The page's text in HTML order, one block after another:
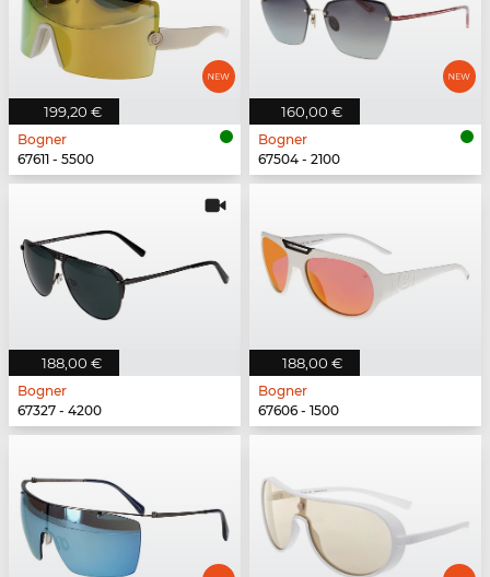
199,20 €
Bogner
67611 - 5500
160,00 €
Bogner
67504 - 2100
188,00 €
Bogner
67327 - 4200
188,00 €
Bogner
67606 - 1500